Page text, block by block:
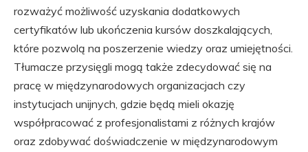
rozważyć możliwość uzyskania dodatkowych
certyfikatów lub ukończenia kursów doszkalających,
które pozwolą na poszerzenie wiedzy oraz umiejętności.
Tłumacze przysięgli mogą także zdecydować się na
pracę w międzynarodowych organizacjach czy
instytucjach unijnych, gdzie będą mieli okazję
współpracować z profesjonalistami z różnych krajów
oraz zdobywać doświadczenie w międzynarodowym